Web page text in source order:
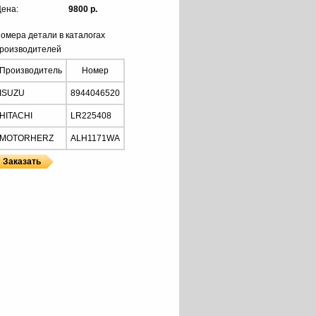
9800 р.
детали в каталогах
Производитель Номер
ISUZU 8944046520
HITACHI LR225408
MOTORHERZ ALH1171WA